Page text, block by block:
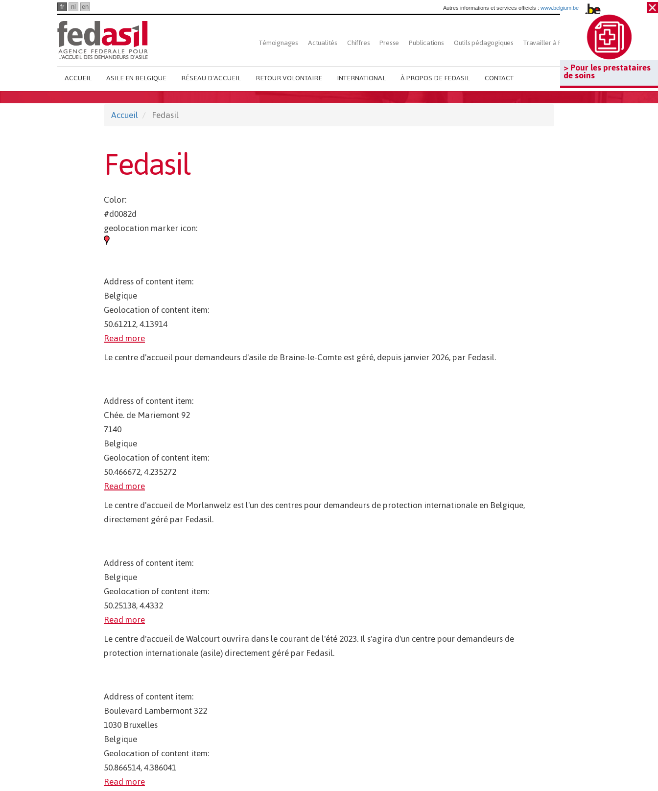
> Pour les prestataires
de soins
fr nl en Autres informations et services officiels : www.belgium.be
Top
French
menu
Témoignages Actualités Chiffres Presse Publications Outils pédagogiques Travailler à Fedasil Rechercher
Main
French
ACCUEIL ASILE EN BELGIQUE RÉSEAU D'ACCUEIL RETOUR VOLONTAIRE INTERNATIONAL À PROPOS DE FEDASIL CONTACT
Accueil Fedasil
Fedasil
Color:
#d0082d
geolocation marker icon:
Address of content item:
Belgique
Geolocation of content item:
50.61212, 4.13914
Read more
Le centre d'accueil pour demandeurs d'asile de Braine-le-Comte est géré, depuis janvier 2026, par Fedasil.
Address of content item:
Chée. de Mariemont 92
7140
Belgique
Geolocation of content item:
50.466672, 4.235272
Read more
Le centre d'accueil de Morlanwelz est l'un des centres pour demandeurs de protection internationale en Belgique,
directement géré par Fedasil.
Address of content item:
Belgique
Geolocation of content item:
50.25138, 4.4332
Read more
Le centre d'accueil de Walcourt ouvrira dans le courant de l'été 2023. Il s'agira d'un centre pour demandeurs de
protection internationale (asile) directement géré par Fedasil.
Address of content item:
Boulevard Lambermont 322
1030Bruxelles
Belgique
Geolocation of content item:
50.866514, 4.386041
Read more